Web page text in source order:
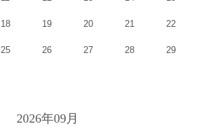
18 19 20 21 22
25 26 27 28 29
2026年09月